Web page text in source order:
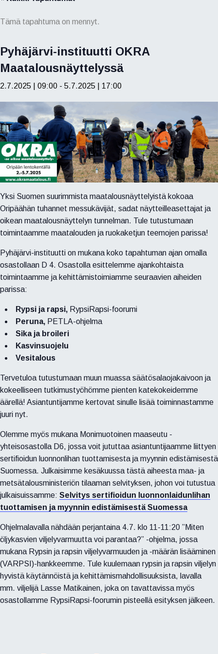
Tämä tapahtuma on mennyt.
Pyhäjärvi-instituutti OKRA
Maatalousnäyttelyssä
2.7.2025 | 09:00 - 5.7.2025 | 17:00
Yksi Suomen suurimmista maatalousnäyttelyistä kokoaa
Oripäähän tuhannet messukävijät, sadat näytteilleasettajat ja
oikean maatalousnäyttelyn tunnelman. Tule tutustumaan
toimintaamme maatalouden ja ruokaketjun teemojen parissa!
Pyhäjärvi-instituutti on mukana koko tapahtuman ajan omalla
osastollaan D 4. Osastolla esittelemme ajankohtaista
toimintaamme ja kehittämistoimiamme seuraavien aiheiden
parissa:
Rypsi ja rapsi, RypsiRapsi-foorumi
Peruna, PETLA-ohjelma
Sika ja broileri
Kasvinsuojelu
Vesitalous
Tervetuloa tutustumaan muun muassa säätösalaojakaivoon ja
kokeelliseen tutkimustyöhömme pienten katekokeidemme
äärellä! Asiantuntijamme kertovat sinulle lisää toiminnastamme
juuri nyt.
Olemme myös mukana Monimuotoinen maaseutu -
yhteisosastolla D6, jossa voit jututtaa asiantuntijaamme liittyen
sertifioidun luonnonlihan tuottamisesta ja myynnin edistämisestä
Suomessa. Julkaisimme kesäkuussa tästä aiheesta maa- ja
metsätalousministeriön tilaaman selvityksen, johon voi tutustua
julkaisuissamme: Selvitys sertifioidun luonnonlaidunlihan
tuottamisen ja myynnin edistämisestä Suomessa
Ohjelmalavalla nähdään perjantaina 4.7. klo 11-11:20 ”Miten
öljykasvien viljelyvarmuutta voi parantaa?” -ohjelma, jossa
mukana Rypsin ja rapsin viljelyvarmuuden ja -määrän lisääminen
(VARPSI)-hankkeemme. Tule kuulemaan rypsin ja rapsin viljelyn
hyvistä käytännöistä ja kehittämismahdollisuuksista, lavalla
mm. viljelijä Lasse Matikainen, joka on tavattavissa myös
osastollamme RypsiRapsi-foorumin pisteellä esityksen jälkeen.